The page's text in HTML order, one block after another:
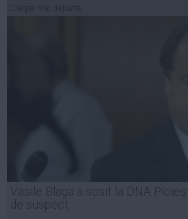
Vasile Blaga a sosit la DNA
de suspect